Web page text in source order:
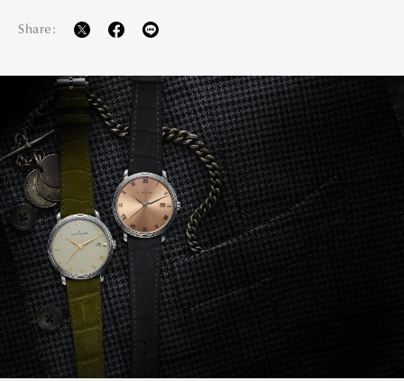
Share: